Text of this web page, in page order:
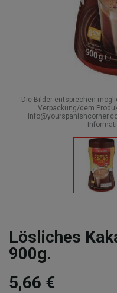
Die Bilder entsprechen
Verpackung/dem
Lösliches
900g.
5,66 €